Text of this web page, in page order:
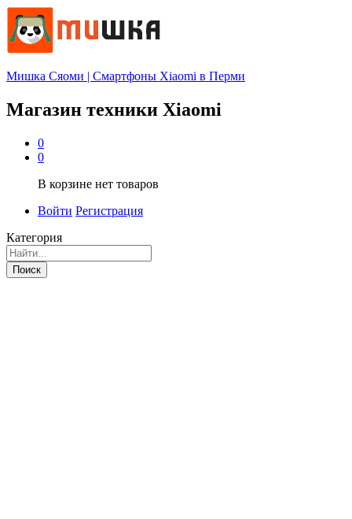
Мишка Сяоми | Смартфоны Xiaomi в Перми
Магазин техники Xiaomi
0
0
В корзине нет товаров
Войти Регистрация
Категория
Поиск